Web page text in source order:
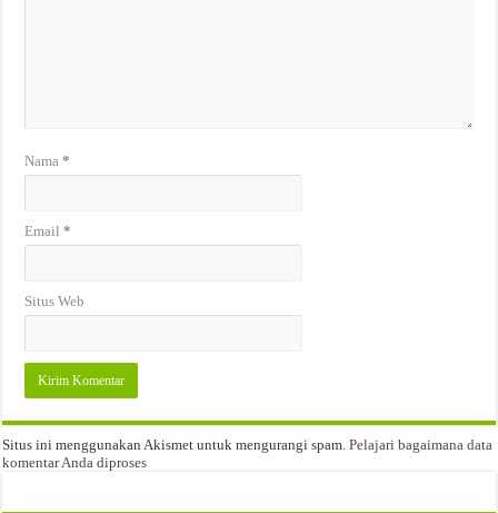
Nama*
Email*
Situs Web
Situs ini menggunakan Akismet untuk mengurangi spam.Pelajari bagaimana data
komentar Anda diproses